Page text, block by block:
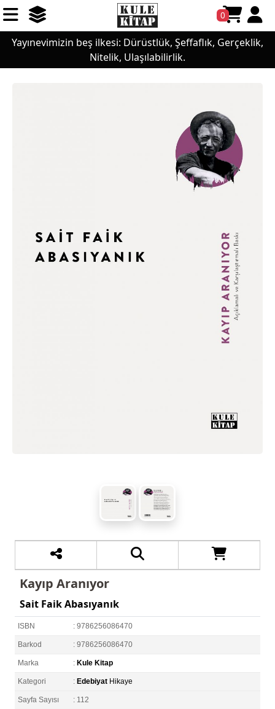
0
Yayınevimizin beş ilkesi: Dürüstlük, Şeffaflık, Gerçeklik,
Nitelik, Ulaşılabilirlik.
Kayıp Aranıyor
Sait Faik Abasıyanık
ISBN : 9786256086470
Barkod : 9786256086470
Marka : Kule Kitap
Kategori : Edebiyat Hikaye
Sayfa Sayısı : 112